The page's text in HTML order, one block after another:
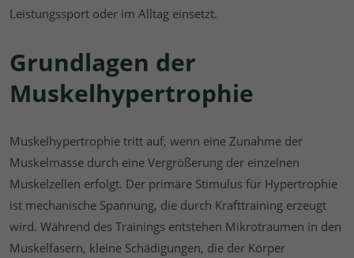
Leistungssport oder im Alltag einsetzt.
Grundlagen der
Muskelhypertrophie
Muskelhypertrophie tritt auf, wenn eine Zunahme der
Muskelmasse durch eine Vergrößerung der einzelnen
Muskelzellen erfolgt. Der primäre Stimulus für Hypertrophie
ist mechanische Spannung, die durch Krafttraining erzeugt
wird. Während des Trainings entstehen Mikrotraumen in den
Muskelfasern, kleine Schädigungen, die der Körper